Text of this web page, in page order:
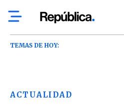
TEMAS DE HOY:
ACTUALIDAD